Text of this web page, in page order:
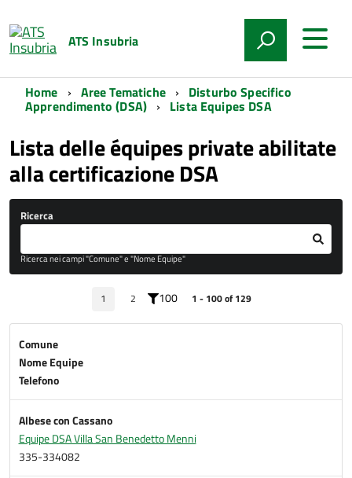
ATS Insubria
Home Aree Tematiche Disturbo Specifico
Apprendimento (DSA) Lista Equipes DSA
Lista delle équipes private abilitate
alla certificazione DSA
Ricerca
Ricerca nei campi "Comune" e "Nome Equipe"
1 2 100 1 - 100 of 129
Comune
Nome Equipe
Telefono
Albese con Cassano
Equipe DSA Villa San Benedetto Menni
335-334082